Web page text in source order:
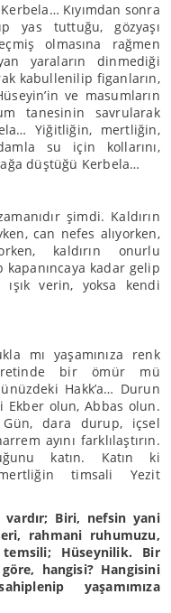
Kıyımdan sonra
yas tuttuğu, gözyaşı
olmasına rağmen
yaraların dinmediği
kabullenilip figanların,
ve masumların
tanesinin savrularak
Yiğitliğin, mertliğin,
su için kollarını,
düştüğü Kerbela…
şimdi. Kaldırın
can nefes alıyorken,
kaldırın onurlu
kapanıncaya kadar gelip
verin, yoksa kendi
mı yaşamınıza renk
bir ömür mü
Hakk’a… Durun
olun, Abbas olun.
Gün, dara durup, içsel
ayını farklılaştırın.
katın. Katın ki
timsali Yezit
Biri, nefsin yani
rahmani ruhumuzu,
Hüseynilik. Bir
hangisi? Hangisini
yaşamımıza